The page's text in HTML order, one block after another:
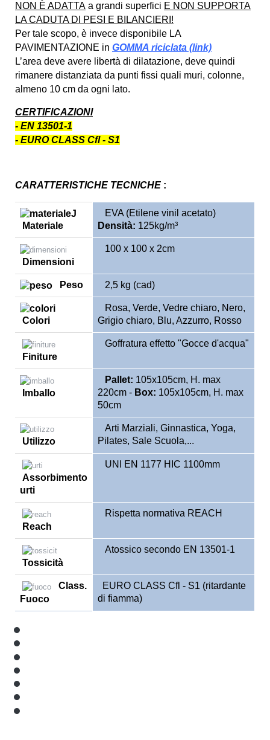
NON È ADATTA a grandi superfici E NON SUPPORTA
LA CADUTA DI PESI E BILANCIERI!
Per tale scopo, è invece disponibile LA
PAVIMENTAZIONE in GOMMA riciclata (link)
L’area deve avere libertà di dilatazione, deve quindi
rimanere distanziata da punti fissi quali muri, colonne,
almeno 10 cm da ogni lato.
CERTIFICAZIONI
- EN 13501-1
- EURO CLASS Cfl - S1
CARATTERISTICHE TECNICHE :
Materiale
EVA (Etilene vinil acetato)
Densità: 125kg/m³
Dimensioni
100 x 100 x 2cm
Peso 2,5 kg (cad)
Colori
Rosa, Verde, Vedre chiaro, Nero,
Grigio chiaro, Blu, Azzurro, Rosso
Finiture
Goffratura effetto "Gocce d'acqua"
Imballo
Pallet: 105x105cm, H. max
220cm - Box: 105x105cm, H. max
50cm
Utilizzo
Arti Marziali, Ginnastica, Yoga,
Pilates, Sale Scuola,...
Assorbimento
urti
UNI EN 1177 HIC 1100mm
Reach
Rispetta normativa REACH
Tossicità
Atossico secondo EN 13501-1
Class.
Fuoco
EURO CLASS Cfl - S1 (ritardante
di fiamma)